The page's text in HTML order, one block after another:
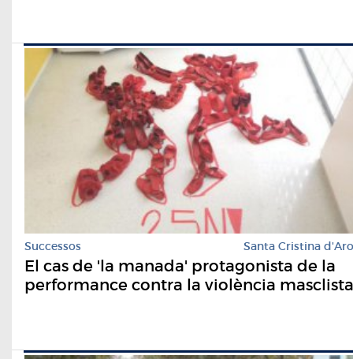
Successos Santa Cristina d'Aro
El cas de 'la manada' protagonista de la
performance contra la violència masclista